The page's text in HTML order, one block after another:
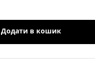
Додати в кошик